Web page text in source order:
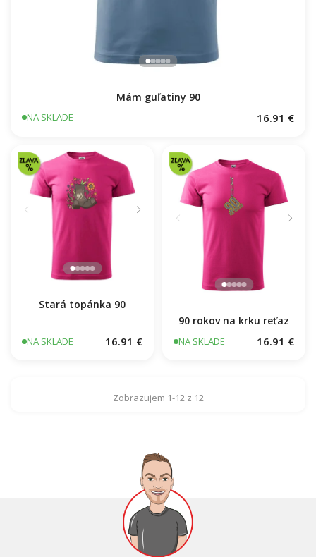
Mám guľatiny 90
NA SKLADE 16.91 €
NA SKLADE 16.91 €
90 rokov na krku reťaz
NA SKLADE 16.91 €
Zobrazujem 1-12 z 12